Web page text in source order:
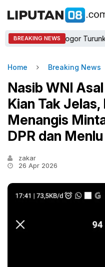
BREAKING NEWS
Bogor Turunkan
Home Breaking News
Nasib WNI
Kian Tak Jelas,
Menangis
DPR dan
zakar
26 Apr 2026